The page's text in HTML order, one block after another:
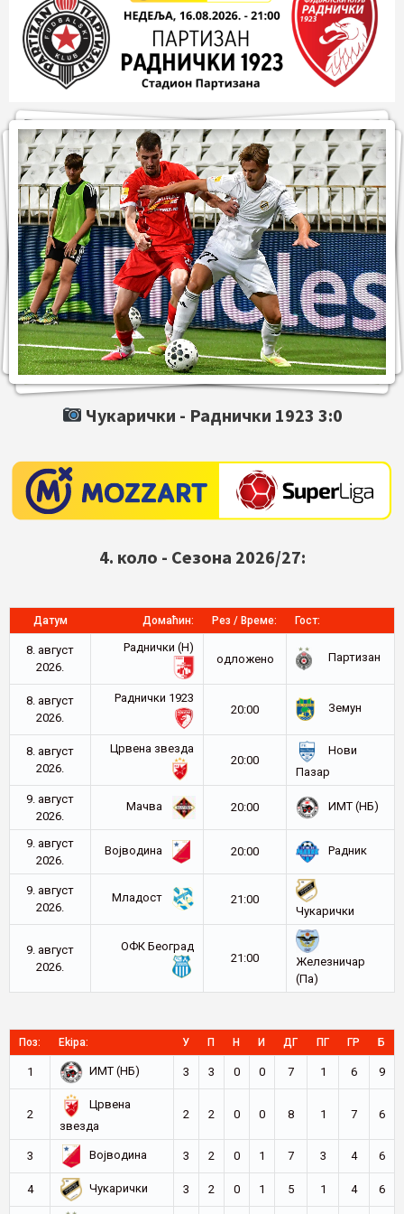
Чукарички - Раднички 1923 3:0
4. коло - Сезона 2026/27:
Датум Домаћин: Рез / Време: Гост:
8. август
2026.
Раднички (Н)
oдложено
Партизан
8. август
2026.
Раднички 1923
20:00
Земун
8. август
2026.
Црвена звезда
20:00
Нови
Пазар
9. август
2026.
Мачва 20:00 ИМТ (НБ)
9. август
2026.
Војводина 20:00 Радник
9. август
2026.
Младост
21:00
Чукарички
9. август
2026.
ОФК Београд
21:00
Железничар
(Па)
Поз: Ekipa: У П Н И ДГ ПГ ГР Б
1 ИМТ (НБ) 3 3 0 0 7 1 6 9
2
Црвена
звезда
2 2 0 0 8 1 7 6
3 Војводина 3 2 0 1 7 3 4 6
4 Чукарички 3 2 0 1 5 1 4 6